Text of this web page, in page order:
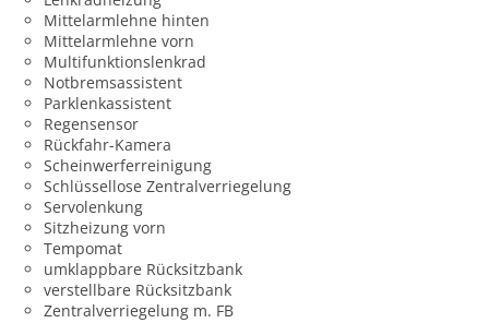
Mittelarmlehne hinten
Mittelarmlehne vorn
Multifunktionslenkrad
Notbremsassistent
Parklenkassistent
Regensensor
Rückfahr-Kamera
Scheinwerferreinigung
Schlüssellose Zentralverriegelung
Servolenkung
Sitzheizung vorn
Tempomat
umklappbare Rücksitzbank
verstellbare Rücksitzbank
Zentralverriegelung m. FB